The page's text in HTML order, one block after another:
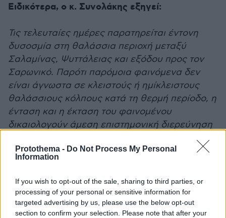
Protothema - Do Not Process My Personal
Information
If you wish to opt-out of the sale, sharing to third parties, or
processing of your personal or sensitive information for
targeted advertising by us, please use the below opt-out
section to confirm your selection. Please note that after your
Ειδικότερα, ο κ. Συνολάκης εξηγεί:
Τις τελευταίες ημέρες παρατηρείται έντονη
δυσοσμία στη θαλάσσια περιοχή μεταξύ
Σαλαμίνας, Ψυττάλειας και εξόδου προς τον
Σαρωνικό. Παρότι παρόμοια φαινόμενα δεν
είναι άγνωστα σε κλειστούς ή ημίκλειστους
θαλάσσιους κόλπους κατά τη θερμή περίοδο, η
ένταση και η έκταση του φαινομένου
δικαιολογούν άμεση επιστημονική διερεύνηση
συμπεράσματα. Υπάρχουν αρκετές πιθανές
εξηγήσεις. Μία από αυτές συνδέεται με
φυσικές ωκεανογραφικές διεργασίες. Κατά την